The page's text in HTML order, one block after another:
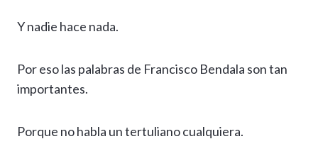
Y nadie hace nada.
Por eso las palabras de Francisco Bendala son tan
importantes.
Porque no habla un tertuliano cualquiera.